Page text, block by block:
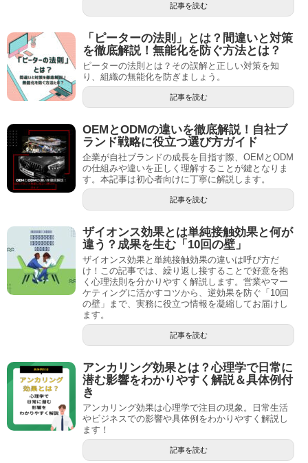
記事を読む
「ピーターの法則」とは？間違いと対策
を徹底解説！無能化を防ぐ方法とは？
ピーターの法則とは？その誤解と正しい対策を知
り、組織の無能化を防ぎましょう。
記事を読む
OEMとODMの違いを徹底解説！自社ブ
ランド戦略に役立つ選び方ガイド
企業が自社ブランドの成長を目指す際、OEMとODM
の仕組みや違いを正しく理解することが鍵となりま
す。本記事は初心者向けに丁寧に解説します。
記事を読む
ザイオンス効果とは単純接触効果と何が
違う？成果を生む「10回の壁」
ザイオンス効果と単純接触効果の違いは呼び方だ
け！この記事では、繰り返し接することで好意を抱
く心理法則を分かりやすく解説します。営業やマー
ケティングに活かすコツから、逆効果を防ぐ「10回
の壁」まで、実務に役立つ情報を凝縮してお届けし
ます。
記事を読む
アンカリング効果とは？心理学で日常に
潜む影響をわかりやすく解説＆具体例付
き
アンカリング効果は心理学で注目の現象。日常生活
やビジネスでの影響や具体例をわかりやすく解説し
ます！
記事を読む